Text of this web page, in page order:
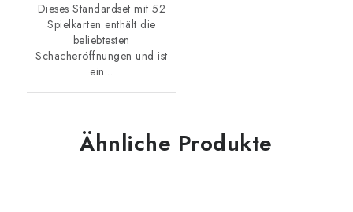
Dieses Standardset mit 52
Spielkarten enthält die
beliebtesten
Schacheröffnungen und ist
ein...
Ähnliche Produkte